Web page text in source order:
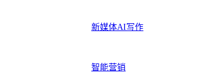
新媒体AI写作
智能营销